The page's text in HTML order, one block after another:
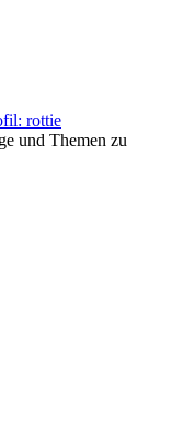
rottie
und Themen zu